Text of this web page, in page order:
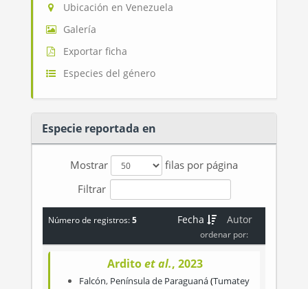
Ubicación en Venezuela
Galería
Exportar ficha
Especies del género
Especie reportada en
Mostrar
filas por página
Filtrar
Número de registros:5 Autor
Fecha
ordenar por:
Arditoet al., 2023
Falcón, Península de Paraguaná Tumatey